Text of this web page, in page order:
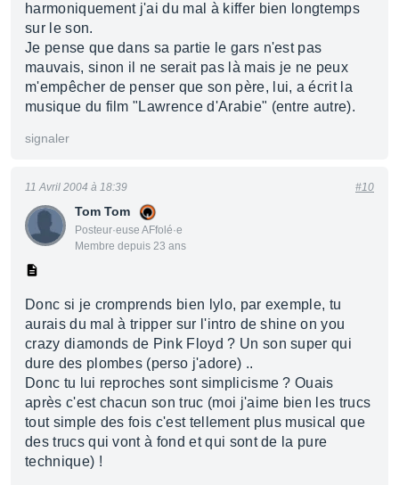
harmoniquement j'ai du mal à kiffer bien longtemps
sur le son.
Je pense que dans sa partie le gars n'est pas
mauvais, sinon il ne serait pas là mais je ne peux
m'empêcher de penser que son père, lui, a écrit la
musique du film "Lawrence d'Arabie" (entre autre).
signaler
Tom Tom
Posteur·euse AFfolé·e
Membre depuis 23 ans
11 Avril 2004 à 18:39 #10
Donc si je cromprends bien lylo, par exemple, tu
aurais du mal à tripper sur l'intro de shine on you
crazy diamonds de Pink Floyd ? Un son super qui
dure des plombes (perso j'adore) ..
Donc tu lui reproches sont simplicisme ? Ouais
après c'est chacun son truc (moi j'aime bien les trucs
tout simple des fois c'est tellement plus musical que
des trucs qui vont à fond et qui sont de la pure
technique) !